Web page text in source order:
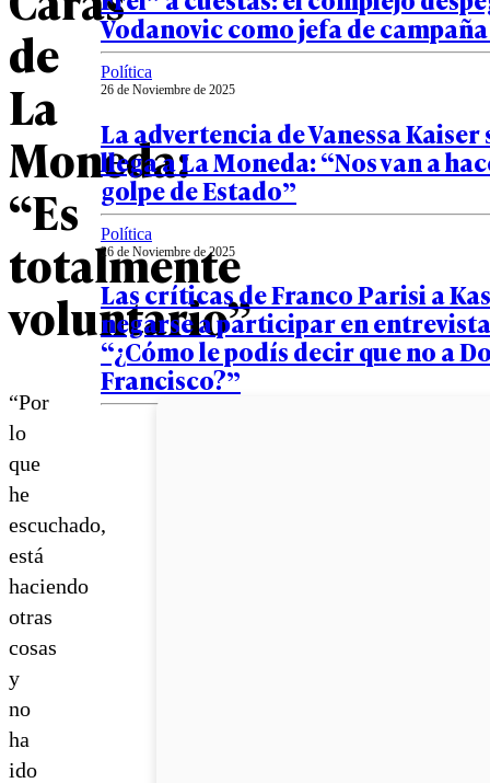
de
La
Moneda:
“Es
totalmente
voluntario”
“Por
lo
que
he
escuchado,
está
haciendo
otras
cosas
y
no
ha
ido
Vodanovic como jefa de
Política
26 de Noviembre de 2025
La advertencia de Vanessa Kaiser
llega a La Moneda: “Nos van a
golpe de Estado”
Política
26 de Noviembre de 2025
Las críticas de Franco Parisi a
negarse a participar en
“¿Cómo le podís decir que no a
Francisco?”